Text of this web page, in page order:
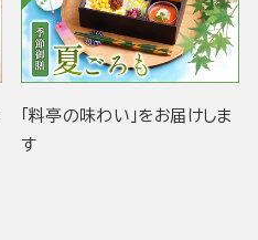
「料亭の味わい」をお届けしま
す